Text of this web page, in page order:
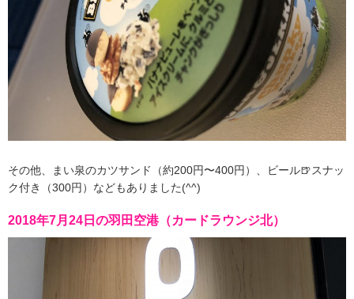
その他、まい泉のカツサンド（約200円〜400円）、ビール🍺スナッ
ク付き（300円）などもありました(^^)
2018年7月24日の羽田空港（カードラウンジ北）